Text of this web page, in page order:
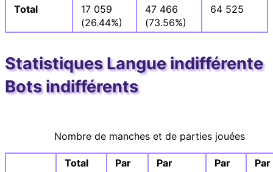
Total
17 059
(26.44%)
47 466
(73.56%)
64 525
Statistiques Langue indifférente
Bots indifférents
Nombre de manches et de parties jouées
Total
Par
Par
Par
Par